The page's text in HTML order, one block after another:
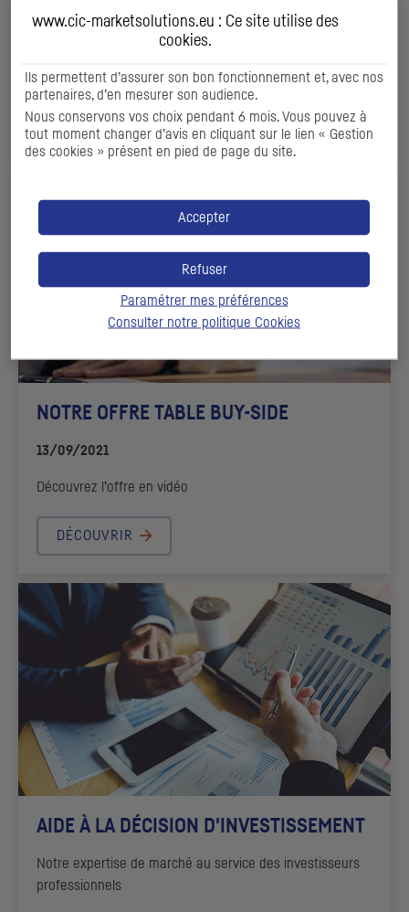
OTC
devises
DÉCOUVIR
NOTRE OFFRE TABLE BUY-SIDE
13/09/2021
Découvrez l’offre en vidéo
DÉCOUVRIR
AIDE À LA DÉCISION D'INVESTISSEMENT
Notre expertise de marché au service des investisseurs
professionnels
www.cic-marketsolutions.eu : Ce site utilise des
cookies
Ils permettent d’assurer son bon fonctionnement et, avec nos
partenaires, d’en mesurer son audience.
Nous conservons vos choix pendant 6 mois. Vous pouvez à
tout moment changer d’avis en cliquant sur le lien « Gestion
des cookies » présent en pied de page du site.
Accepter
Refuser
Paramétrer mes préférences
Consulter notre politique Cookies